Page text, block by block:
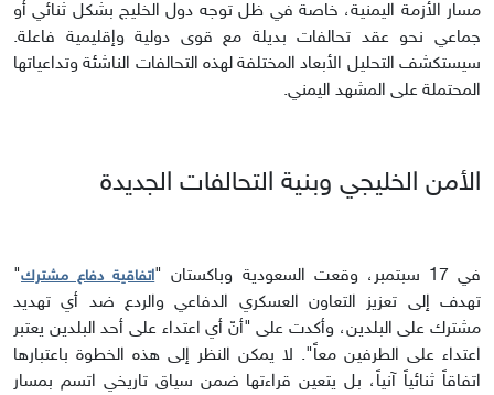
مسار الأزمة اليمنية، خاصة في ظل توجه دول الخليج بشكل ثنائي أو
جماعي نحو عقد تحالفات بديلة مع قوى دولية وإقليمية فاعلة.
سيستكشف التحليل الأبعاد المختلفة لهذه التحالفات الناشئة وتداعياتها
المحتملة على المشهد اليمني.
الأمن الخليجي وبنية التحالفات الجديدة
في 17 سبتمبر، وقعت السعودية وباكستان " اتفاقية دفاع مشترك"
تهدف إلى تعزيز التعاون العسكري الدفاعي والردع ضد أي تهديد
مشترك على البلدين، وأكدت على "أنّ أي اعتداء على أحد البلدين يعتبر
اعتداء على الطرفين معاً". لا يمكن النظر إلى هذه الخطوة باعتبارها
اتفاقاً ثنائياً آنياً، بل يتعين قراءتها ضمن سياق تاريخي اتسم بمسار